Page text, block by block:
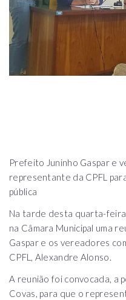
Prefeito Juninho Gaspar e
representante da CPFL
pública
Na tarde desta quarta-
na Câmara Municipal uma
Gaspar e os vereadores
CPFL, Alexandre Alonso.
A reunião foi convocada, a
Covas, para que o